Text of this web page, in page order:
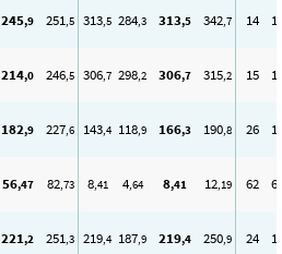
245,9 251,5 313,5 284,3 313,5 342,7 14
214,0 246,5 306,7 298,2 306,7 315,2 15
182,9 227,6 143,4 118,9 166,3 190,8 26
56,47 82,73 8,41 4,64 8,41 12,19 62
221,2 251,3 219,4 187,9 219,4 250,9 24